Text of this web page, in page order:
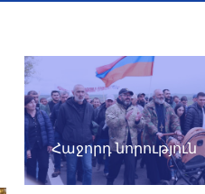
Հաջորդ նորություն